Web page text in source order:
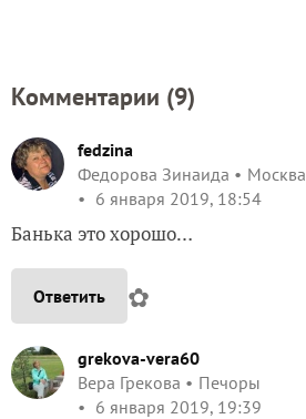
Комментарии (9)
fedzina
Федорова Зинаида
Москва
6 января 2019, 18:54
Банька это хорошо…
Ответить ✿
grekova-vera60
Вера Грекова
Печоры
6 января 2019, 19:39